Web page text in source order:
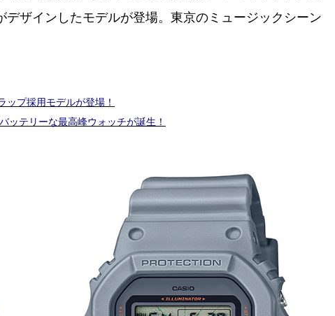
ザインしたモデルが登場。東京のミュージックシーン
ップ採用モデルが登場！
ッテリーな最高峰ウォッチが誕生！